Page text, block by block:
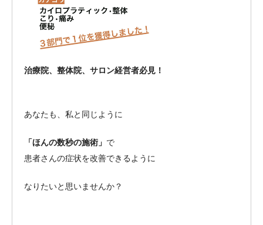
治療院、整体院、サロン経営者必見！
あなたも、私と同じように
「ほんの数秒の施術」 で
患者さんの症状を改善できるように
なりたいと思いませんか？